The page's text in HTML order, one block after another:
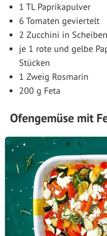
1 TL Paprikapulver
6 Tomaten geviertelt
2 Zucchini in Scheiben
je 1 rote und gelbe
Stücken
1 Zweig Rosmarin
200 g Feta
Ofengemüse mit